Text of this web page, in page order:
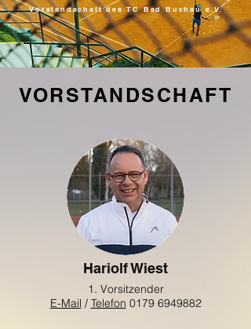
Vorstandschaft des TC Bad Buchau e.V.
VORSTANDSCHAFT
Hariolf Wiest
1. Vorsitzender
E-Mail / Telefon 0179 6949882